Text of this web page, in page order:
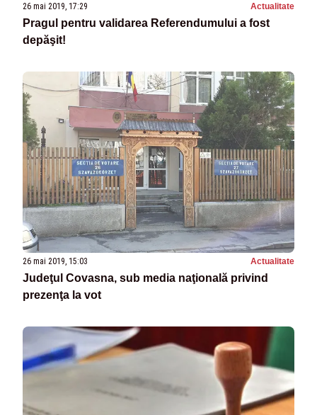
26 mai 2019, 17:29 Actualitate
Pragul pentru validarea Referendumului a fost
depăşit!
26 mai 2019, 15:03 Actualitate
Judeţul Covasna, sub media naţională privind
prezenţa la vot